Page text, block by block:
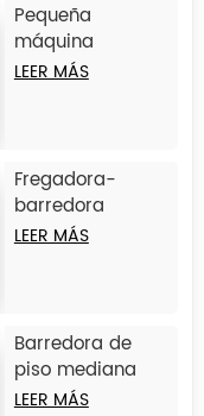
Pequeña
máquina
fregadora-
bordo JIECHI
M20
LEER MÁS
Fregadora-
barredora
combinada de
M17
LEER MÁS
Barredora de
piso mediana
con operador a
LEER MÁS